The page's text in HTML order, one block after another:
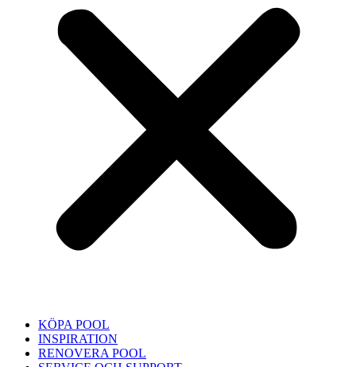
KÖPA POOL
INSPIRATION
RENOVERA POOL